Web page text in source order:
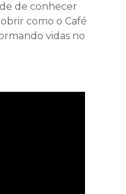
de conhecer
como o Café
vidas no